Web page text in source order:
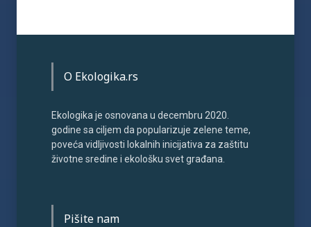
O Ekologika.rs
Ekologika je osnovana u decembru 2020.
godine sa ciljem da popularizuje zelene teme,
poveća vidljivosti lokalnih inicijativa za zaštitu
životne sredine i ekološku svet građana.
Pišite nam